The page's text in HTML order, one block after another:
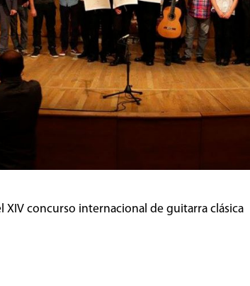
XIV concurso internacional de guitarra clásica